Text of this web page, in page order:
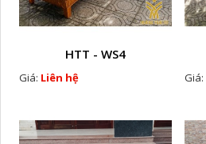
HTT - WS4
Giá: Liên hệ Giá: